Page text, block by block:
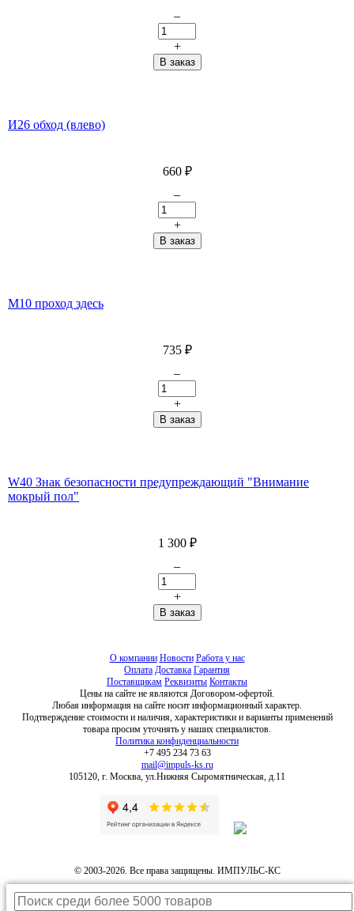
–
+
И26 обход (влево)
660 ₽
–
+
M10 проход здесь
735 ₽
–
+
W40 Знак безопасности предупреждающий "Внимание
мокрый пол"
1 300 ₽
–
+
О компании Новости Работа у нас
Оплата Доставка Гарантия
Поставщикам Реквизиты Контакты
Цены на сайте не являются Договором-офертой.
Любая информация на сайте носит информационный характер.
Подтверждение стоимости и наличия, характеристики и варианты применений
товара просим уточнять у наших специалистов.
Политика конфиденциальности
+7 495 234 73 63
mail@impuls-ks.ru
105120, г. Москва, ул.Нижняя Сыромятническая, д.11
© 2003-2026. Все права защищены. ИМПУЛЬС-КС